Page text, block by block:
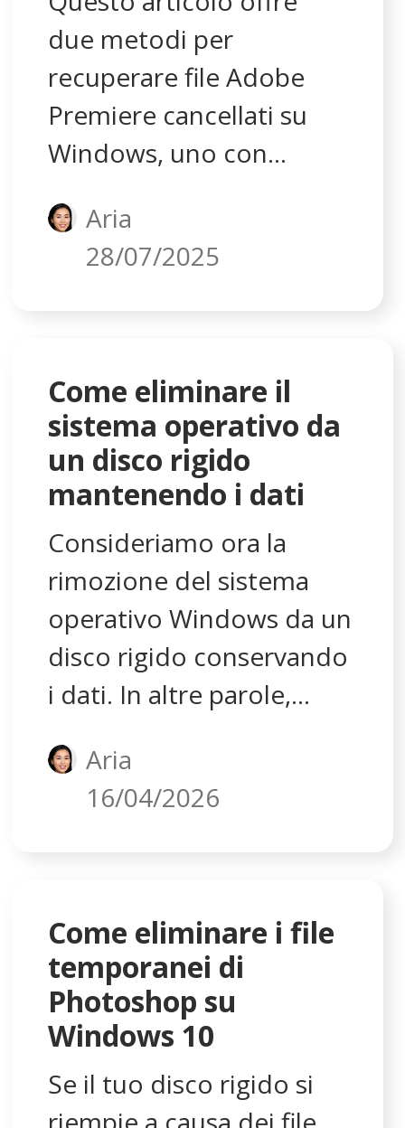
due metodi per
recuperare file Adobe
Premiere cancellati su
Windows, uno con
hai lo stesso problema,
puoi trovare le soluzioni
Aria
28/07/2025
Come eliminare il
sistema operativo da
un disco rigido
mantenendo i dati
Consideriamo ora la
rimozione del sistema
operativo Windows da un
disco rigido conservando
i dati. In altre parole,
anche i metodi per
rimuovere e disinstallare
Aria
16/04/2026
Come eliminare i file
temporanei di
Photoshop su
Windows 10
Se il tuo disco rigido si